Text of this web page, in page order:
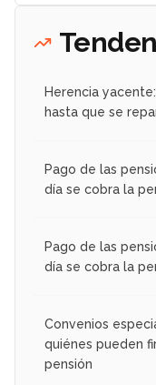
Herencia
hasta que se
Pago de las
día se cobra la
Pago de las
día se cobra la
Convenios
quiénes pueden
pensión